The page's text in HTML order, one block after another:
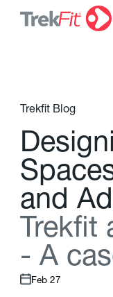
Trekfit Blog
Designi
Space
and Ad
Trekft
- A cas
Feb 27